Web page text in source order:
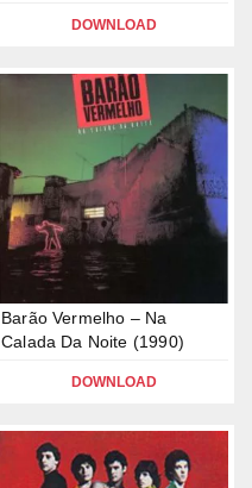
DOWNLOAD
Barão Vermelho – Na
Calada Da Noite (1990)
DOWNLOAD